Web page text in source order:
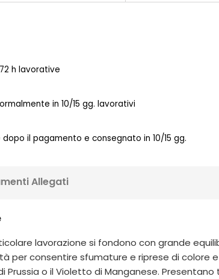
h lavorative
in 10/15 gg. lavorativi
dopo il pagamento e consegnato in 10/15 gg.
Allegati
lavorazione si fondono con grande
per consentire sfumature e riprese di
Prussia o il Violetto di Manganese.